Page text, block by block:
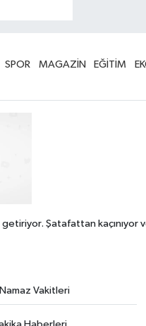
SPOR MAGAZİN EĞİTİM
Şatafattan kaçınıyor
Vakitleri